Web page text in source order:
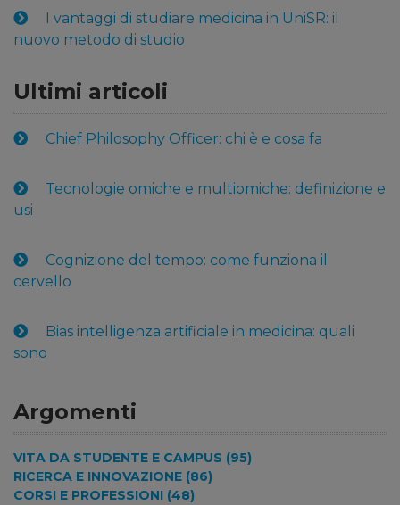
I vantaggi di studiare medicina in UniSR: il
nuovo metodo di studio
Ultimi articoli
Chief Philosophy Officer: chi è e cosa fa
Tecnologie omiche e multiomiche: definizione e
usi
Cognizione del tempo: come funziona il
cervello
Bias intelligenza artificiale in medicina: quali
sono
Argomenti
VITA DA STUDENTE E CAMPUS (95)
RICERCA E INNOVAZIONE (86)
CORSI E PROFESSIONI (48)